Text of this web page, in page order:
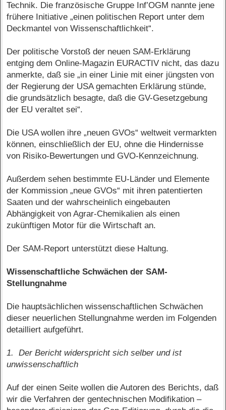
Technik. Die französische Gruppe Inf’OGM nannte jene
frühere Initiative „einen politischen Report unter dem
Deckmantel von Wissenschaftlichkeit“.
Der politische Vorstoß der neuen SAM-Erklärung
entging dem Online-Magazin EURACTIV nicht, das dazu
anmerkte, daß sie „in einer Linie mit einer jüngsten von
der Regierung der USA gemachten Erklärung stünde,
die grundsätzlich besagte, daß die GV-Gesetzgebung
der EU veraltet sei“.
Die USA wollen ihre „neuen GVOs“ weltweit vermarkten
können, einschließlich der EU, ohne die Hindernisse
von Risiko-Bewertungen und GVO-Kennzeichnung.
Außerdem sehen bestimmte EU-Länder und Elemente
der Kommission „neue GVOs“ mit ihren patentierten
Saaten und der wahrscheinlich eingebauten
Abhängigkeit von Agrar-Chemikalien als einen
zukünftigen Motor für die Wirtschaft an.
Der SAM-Report unterstützt diese Haltung.
Wissenschaftliche Schwächen der SAM-
Stellungnahme
Die hauptsächlichen wissenschaftlichen Schwächen
dieser neuerlichen Stellungnahme werden im Folgenden
detailliert aufgeführt.
1. Der Bericht widerspricht sich selber und ist
unwissenschaftlich
Auf der einen Seite wollen die Autoren des Berichts, daß
wir die Verfahren der gentechnischen Modifikation –